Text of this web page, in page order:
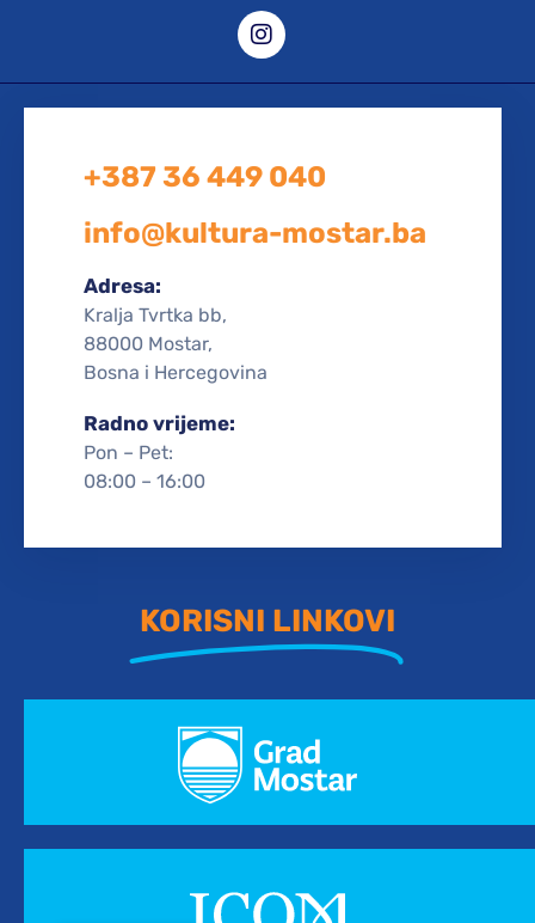
+387 36 449 040
info@kultura-mostar.ba
Adresa:
Kralja Tvrtka bb,
88000 Mostar,
Bosna i Hercegovina
Radno vrijeme:
Pon – Pet:
08:00 – 16:00
KORISNI LINKOVI